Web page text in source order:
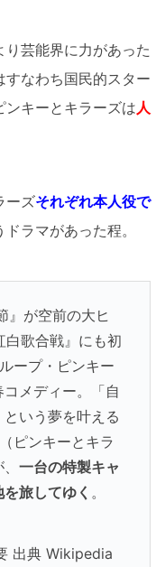
芸能界に力があった
すなわち国民的スター
ンキーとキラーズは人
ーズそれぞれ本人役で
ドラマがあった程。
』が空前の大ヒ
白歌合戦』にも初
ープ・ピンキー
メディー。「自
いう夢を叶える
ピンキーとキラ
一台の特製キャ
旅してゆく 。
出典 Wikipedia